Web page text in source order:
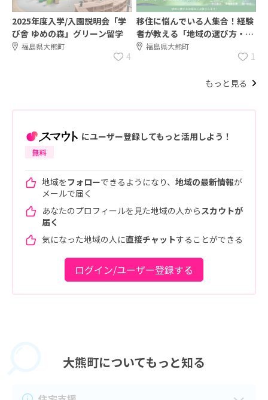
2025年度入学/入園説明会「学
び舎 ゆめの森」グリーン留学
福島県大熊町
4
移住に悩んでいる人集合！経験
者が教える「地域の選び方・関
わり方」オンラインイベント
福島県大熊町
1
もっと見る
にユーザー登録してもっと活用しよう！
無料
地域をフォローできるようになり、 地域の最新情報が
メールで届く
あなたのプロフィールを見た地域の人からスカウトが
届く
気になった地域の人に直接チャットすることができる
ログイン/ユーザー登録する
大熊町についてもっと知る